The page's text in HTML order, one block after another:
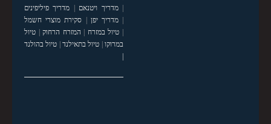
|מדריך ויטנאם | מדריך פיליפינים
|מדריך יפן | סקירת מוצרי חשמל
| טיול במזרח | המזרח הרחוק| טיול
במרוקו| טיול בתאילנד| טיול בהולנד
|